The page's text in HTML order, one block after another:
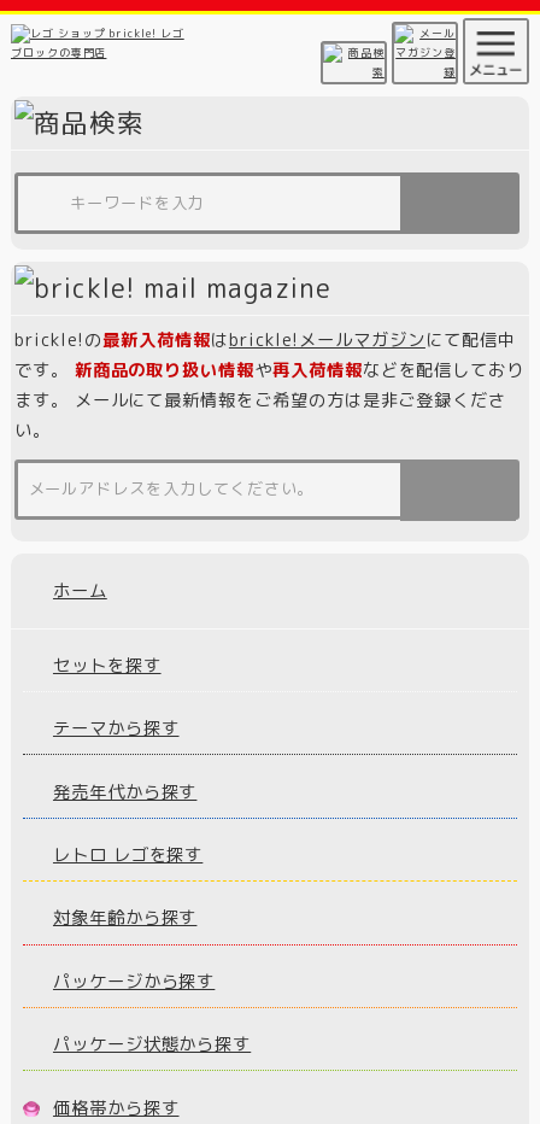
brickle!の最新入荷情報はbrickle!メールマガジンにて配信中
です。 新商品の取り扱い情報や再入荷情報などを配信しており
ます。 メールにて最新情報をご希望の方は是非ご登録くださ
い。
ホーム
セットを探す
テーマから探す
発売年代から探す
レトロ レゴを探す
対象年齢から探す
パッケージから探す
パッケージ状態から探す
価格帯から探す